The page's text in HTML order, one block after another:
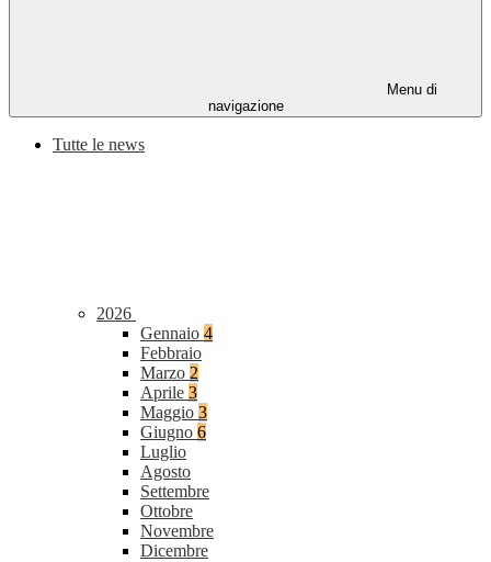
Menu di
navigazione
Tutte le news
2026
Gennaio 4
Febbraio
Marzo 2
Aprile 3
Maggio 3
Giugno 6
Luglio
Agosto
Settembre
Ottobre
Novembre
Dicembre